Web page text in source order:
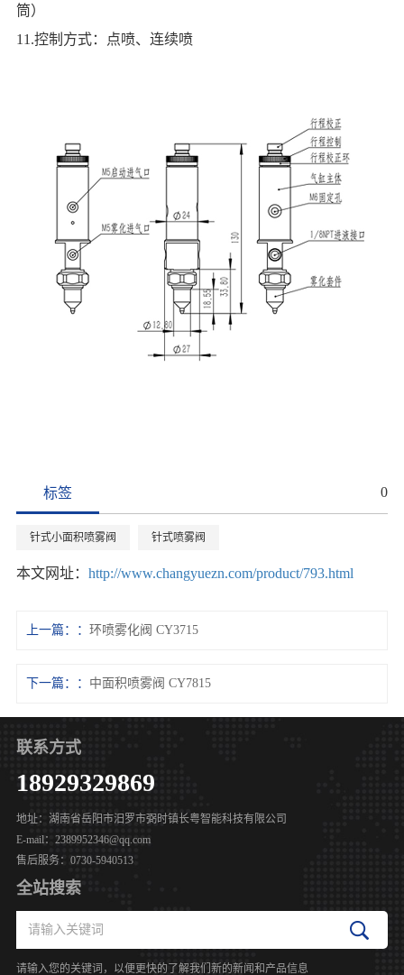
筒）
11.控制方式：点喷、连续喷
标签 0
针式小面积喷雾阀 针式喷雾阀
本文网址： http://www.changyuezn.com/product/793.html
上一篇： 环喷雾化阀 CY3715
下一篇： 中面积喷雾阀 CY7815
联系方式
18929329869
地址：湖南省岳阳市汨罗市弼时镇长粤智能科技有限公司
E-mail：2389952346@qq.com
售后服务：0730-5940513
全站搜索
请输入您的关键词，以便更快的了解我们新的新闻和产品信息